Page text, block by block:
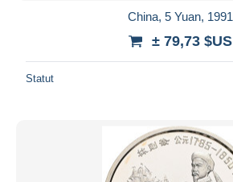
China, 5 Yuan, 1991
± 79,73 $US
Statut